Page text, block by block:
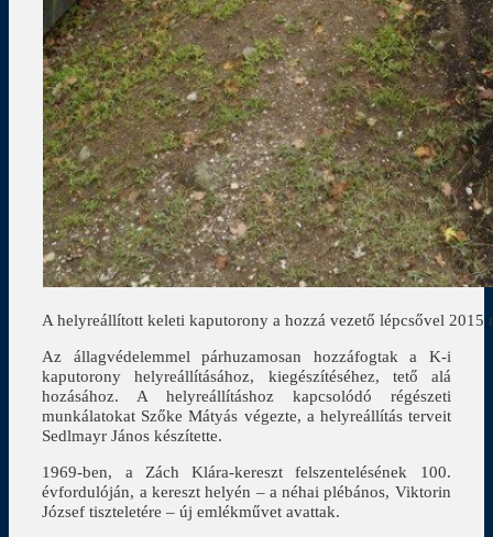
A helyreállított keleti kaputorony a hozzá vezető lépcsővel 2015
Az állagvédelemmel párhuzamosan hozzáfogtak a K-i
kaputorony helyreállításához, kiegészítéséhez, tető alá
hozásához. A helyreállításhoz kapcsolódó régészeti
munkálatokat Szőke Mátyás végezte, a helyreállítás terveit
Sedlmayr János készítette.
1969-ben, a Zách Klára-kereszt felszentelésének 100.
évfordulóján, a kereszt helyén – a néhai plébános, Viktorin
József tiszteletére – új emlékművet avattak.